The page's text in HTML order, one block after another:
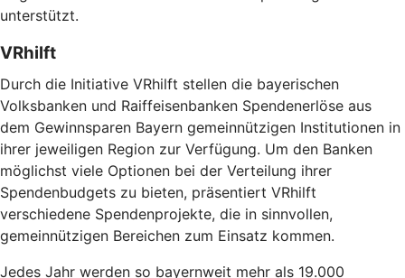
unterstützt.
VRhilft
Durch die Initiative VRhilft stellen die bayerischen
Volksbanken und Raiffeisenbanken Spendenerlöse aus
dem Gewinnsparen Bayern gemeinnützigen Institutionen in
ihrer jeweiligen Region zur Verfügung. Um den Banken
möglichst viele Optionen bei der Verteilung ihrer
Spendenbudgets zu bieten, präsentiert VRhilft
verschiedene Spendenprojekte, die in sinnvollen,
gemeinnützigen Bereichen zum Einsatz kommen.
Jedes Jahr werden so bayernweit mehr als 19.000